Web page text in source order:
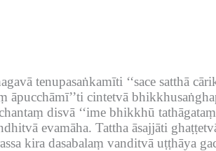
tenupasaṅkamīti ‘‘sace satthā
āpucchāmī’’ti cintetvā
disvā ‘‘ime bhikkhū
evamāha. Tattha āsajjāti
kira dasabalaṃ vanditvā uṭṭhāya